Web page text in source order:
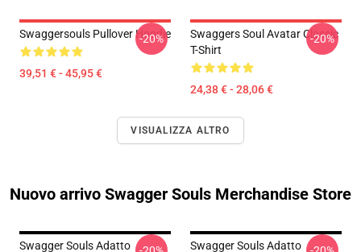
Swaggersouls Pullover Hoodie
39,51 € - 45,95 €
-20%
Swaggers Soul Avatar Classic
T-Shirt
24,38 € - 28,06 €
-20%
VISUALIZZA ALTRO
Nuovo arrivo Swagger Souls Merchandise Store
Swagger Souls Adatto
Swagger Souls Adatto